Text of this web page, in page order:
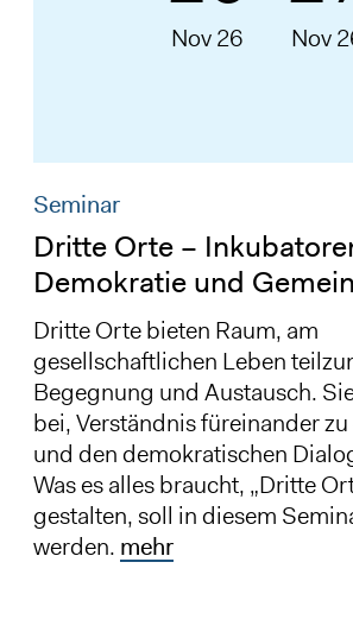
Nov 26 Nov
Seminar
Dritte Orte –
Demokratie und
Dritte Orte bieten Raum, am
gesellschaftlichen Leben
Begegnung und Austausch.
bei, Verständnis füreinander
und den demokratischen
Was es alles braucht, „Dritte
gestalten, soll in diesem
werden. mehr